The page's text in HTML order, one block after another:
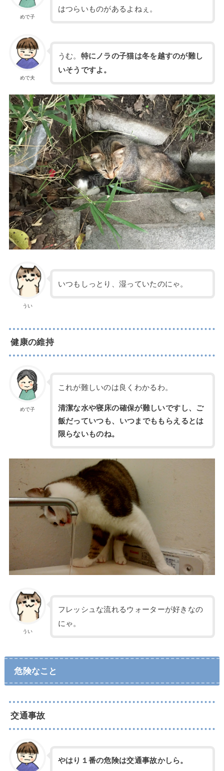
めで子
はつらいものがあるよねぇ。
めで夫
うむ。 特にノラの子猫は冬を越すのが難し
いそうですよ。
うい
いつもしっとり、湿っていたのにゃ。
健康の維持
めで子
これが難しいのは良くわかるわ。
清潔な水や寝床の確保が難しいですし、ご
飯だっていつも、いつまでももらえるとは
限らないものね。
うい
フレッシュな流れるウォーターが好きなの
にゃ。
危険なこと
交通事故
やはり１番の危険は交通事故かしら。